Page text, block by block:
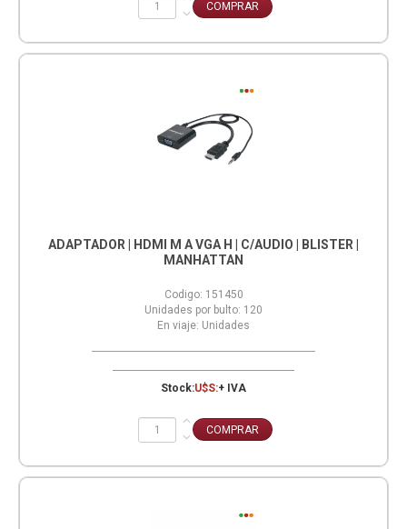
ADAPTADOR | HDMI M A VGA H | C/AUDIO | BLISTER |
MANHATTAN
Codigo: 151450
Unidades por bulto: 120
En viaje: Unidades
Stock:U$S:+ IVA